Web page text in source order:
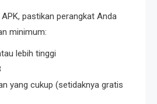
pastikan perangkat Anda
minimum:
lebih tinggi
yang cukup (setidaknya gratis